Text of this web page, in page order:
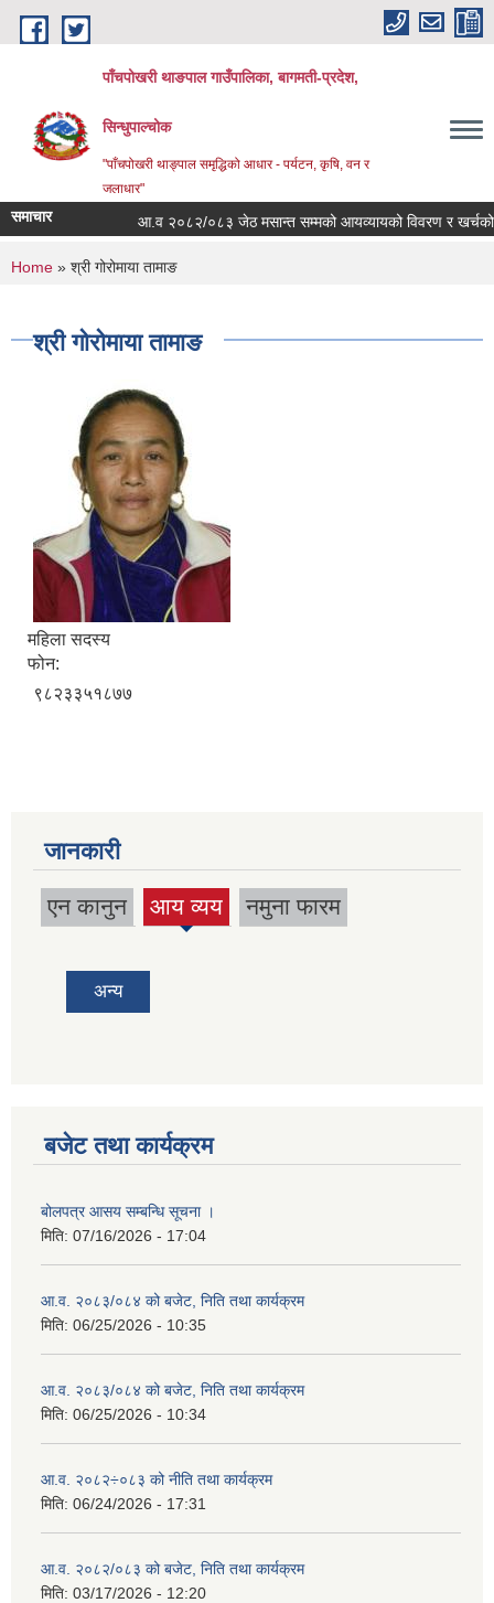
Skip to main content
पाँचपोखरी थाङपाल गाउँपालिका, बागमती-प्रदेश,
सिन्धुपाल्चोक
"पाँचपोखरी थाङ्पाल समृद्धिको आधार - पर्यटन, कृषि, वन र
जलाधार"
समाचार आ.व २०८२/०८३ जेठ मसान्त सम्मको आयव्यायको विवरण र खर्चको
You are here
Home » श्री गोरोमाया तामाङ
श्री गोरोमाया तामाङ
महिला सदस्य
फोन:
९८२३३५१८७७
जानकारी
एन कानुन आय व्यय
(active
नमुना फारम
अन्य
बजेट तथा कार्यक्रम
बोलपत्र आसय सम्बन्धि सूचना ।
मिति: 07/16/2026 - 17:04
आ.व. २०८३/०८४ को बजेट, निति तथा कार्यक्रम
मिति: 06/25/2026 - 10:35
आ.व. २०८३/०८४ को बजेट, निति तथा कार्यक्रम
मिति: 06/25/2026 - 10:34
आ.व. २०८२÷०८३ को नीति तथा कार्यक्रम
मिति: 06/24/2026 - 17:31
आ.व. २०८२/०८३ को बजेट, निति तथा कार्यक्रम
मिति: 03/17/2026 - 12:20